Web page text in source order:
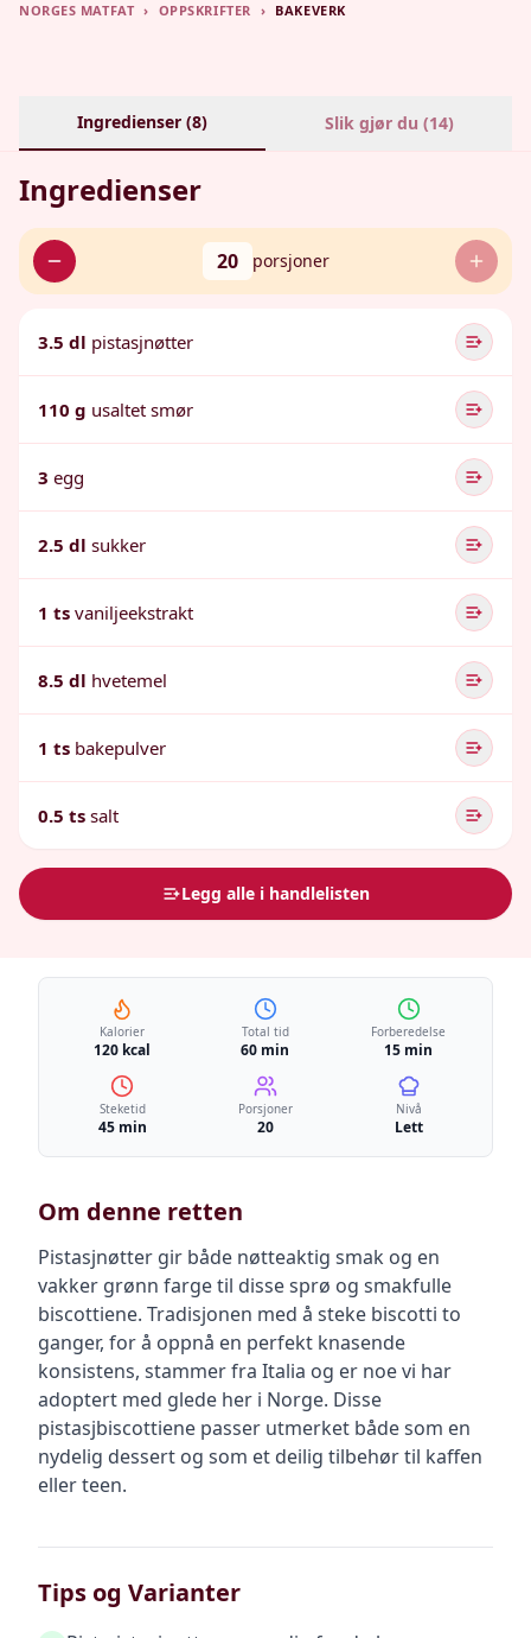
NORGES MATFAT › OPPSKRIFTER › BAKEVERK
Ingredienser (8) Slik gjør du (14)
Ingredienser
20 porsjoner
3.5 dl pistasjnøtter
110 g usaltet smør
3 egg
2.5 dl sukker
1 ts vaniljeekstrakt
8.5 dl hvetemel
1 ts bakepulver
0.5 ts salt
Legg alle i handlelisten
Kalorier
120 kcal
Total tid
60 min
Forberedelse
15 min
Steketid
45 min
Porsjoner
20
Nivå
Lett
Om denne retten
Pistasjnøtter gir både nøtteaktig smak og en
vakker grønn farge til disse sprø og smakfulle
biscottiene. Tradisjonen med å steke biscotti to
ganger, for å oppnå en perfekt knasende
konsistens, stammer fra Italia og er noe vi har
adoptert med glede her i Norge. Disse
pistasjbiscottiene passer utmerket både som en
nydelig dessert og som et deilig tilbehør til kaffen
eller teen.
Tips og Varianter